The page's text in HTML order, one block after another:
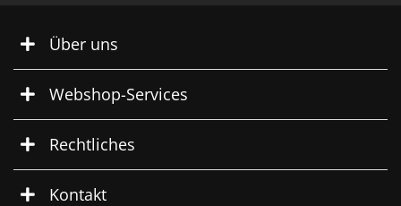
Über uns
Webshop-Services
Rechtliches
Kontakt